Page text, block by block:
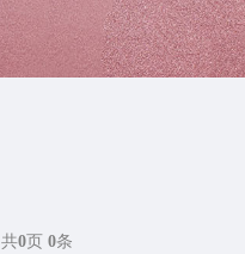
共0页 0条